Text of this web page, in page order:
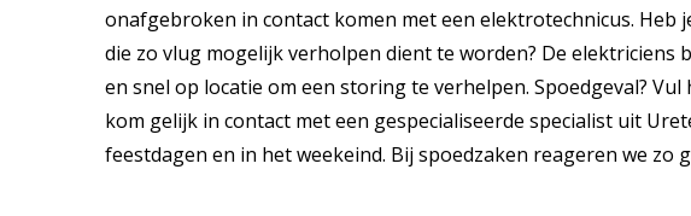
onafgebroken in contact komen met een elektrotechnicus.
die zo vlug mogelijk verholpen dient te worden? De
en snel op locatie om een storing te verhelpen. Spoedgeval?
kom gelijk in contact met een gespecialiseerde specialist uit
feestdagen en in het weekeind. Bij spoedzaken reageren we zo